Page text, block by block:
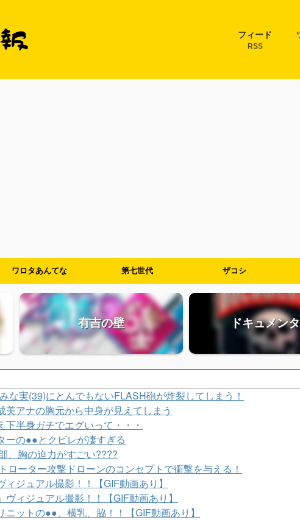
フィード
RSS
ワロタあんてな 第七世代 ザコシ
有吉の壁 ドキュメン
な実(39)にとんでもないFLASH砲が炸裂してしまう！
美アナの胸元から中身が見えてしまう
半身ガチでエグいって・・・
ーの●●とクビレが凄すぎる
、胸の迫力がすごい????
ローター攻撃ドローンのコンセプトで衝撃を与える！
ジュアル撮影！！【GIF動画あり】
ィジュアル撮影！！【GIF動画あり】
ットの●●、横乳、脇！！【GIF動画あり】